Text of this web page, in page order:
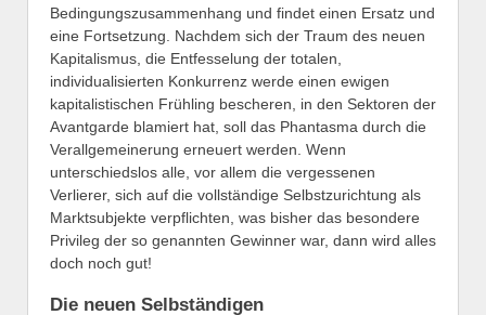
Bedingungszusammenhang und findet einen Ersatz und
eine Fortsetzung. Nachdem sich der Traum des neuen
Kapitalismus, die Entfesselung der totalen,
individualisierten Konkurrenz werde einen ewigen
kapitalistischen Frühling bescheren, in den Sektoren der
Avantgarde blamiert hat, soll das Phantasma durch die
Verallgemeinerung erneuert werden. Wenn
unterschiedslos alle, vor allem die vergessenen
Verlierer, sich auf die vollständige Selbstzurichtung als
Marktsubjekte verpflichten, was bisher das besondere
Privileg der so genannten Gewinner war, dann wird alles
doch noch gut!
Die neuen Selbständigen